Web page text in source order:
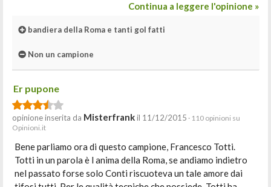
Continua a leggere l'opinione »
bandiera della Roma e tanti gol fatti
Non un campione
Er pupone
opinione inserita da Misterfrankil 11/12/2015 · 110 opinioni su
Opinioni.it
Bene parliamo ora di questo campione, Francesco Totti.
Totti in un parola è l anima della Roma, se andiamo indietro
nel passato forse solo Conti riscuoteva un tale amore dai